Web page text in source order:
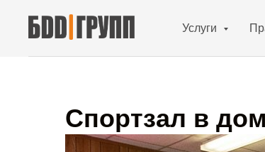
Услуги
Спортзал в